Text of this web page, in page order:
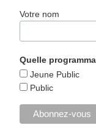
Votre nom
Quelle
Jeune Public
Public